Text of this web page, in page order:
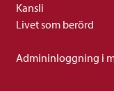
Kansli
Livet som berörd
Admininloggning i